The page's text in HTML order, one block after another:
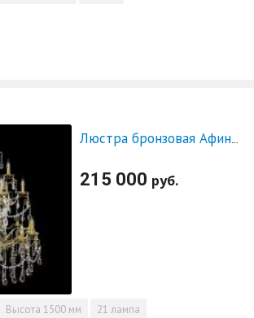
215 000 руб.
Высота 1500 мм 21 лампа